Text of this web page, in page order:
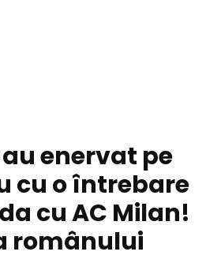
enervat pe
cu o întrebare
cu AC Milan!
românului